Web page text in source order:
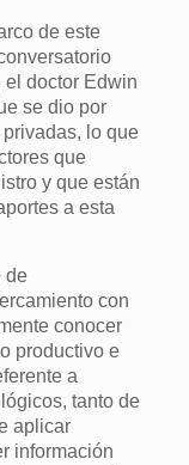
de este
el doctor Edwin
se dio por
lo que
que
y que están
a esta
de
con
conocer
productivo e
a
tanto de
aplicar
información